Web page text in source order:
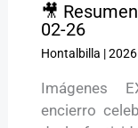
🎥
02-26
Hontalbilla |2026
Imágenes
encierro